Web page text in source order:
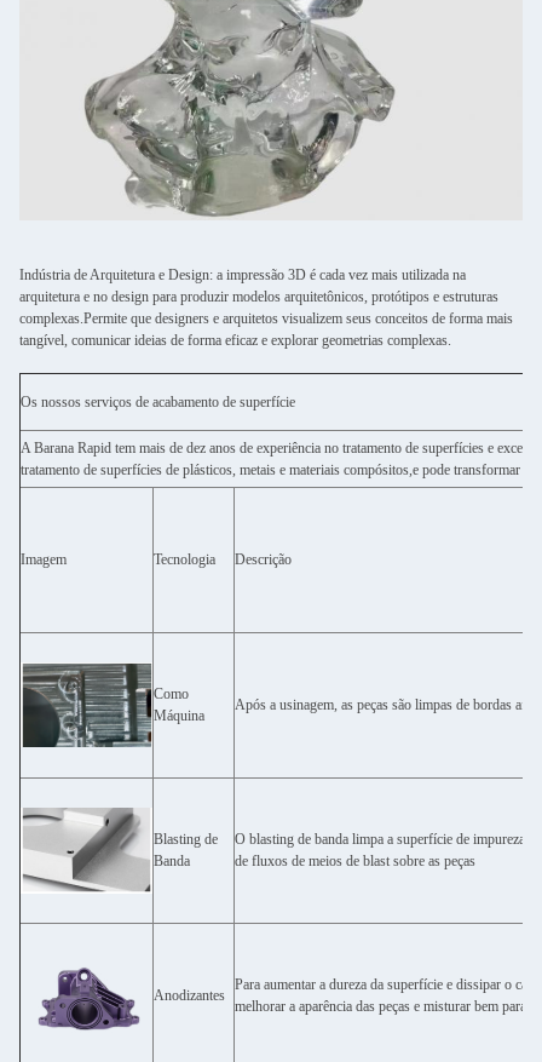
Indústria de Arquitetura e Design: a impressão 3D é cada vez mais utilizada na
arquitetura e no design para produzir modelos arquitetônicos, protótipos e estruturas
complexas.Permite que designers e arquitetos visualizem seus conceitos de forma mais
tangível, comunicar ideias de forma eficaz e explorar geometrias complexas.
Os nossos serviços de acabamento de superfície
A Barana Rapid tem mais de dez anos de experiência no tratamento de superfícies e
tratamento de superfícies de plásticos, metais e materiais compósitos,e pode transformar o
Imagem Tecnologia Descrição
Como
Máquina
Após a usinagem, as peças são limpas de bordas
Blasting de
Banda
O blasting de banda limpa a superfície de impurezas
de fluxos de meios de blast sobre as peças
Anodizantes
Para aumentar a dureza da superfície e dissipar o
melhorar a aparência das peças e misturar bem para